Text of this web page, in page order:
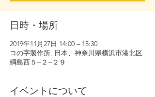
日時・場所
2019年11月27日 14:00 – 15:30
コの字製作所, 日本、神奈川県横浜市港北区
綱島西５−２−２９
イベントについて